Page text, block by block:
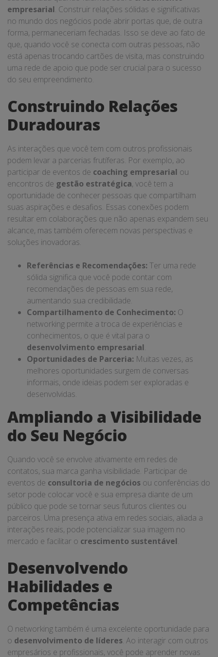
empresarial. Construir relações sólidas e significativas
no mundo dos negócios pode abrir portas que, de outra
forma, permaneceriam fechadas. Isso se deve ao fato de
que, quando você se conecta com outras pessoas, não
está apenas trocando cartões de visita, mas construindo
uma rede de apoio que pode ser crucial para o sucesso
do seu empreendimento.
Construindo Relações
Duradouras
As interações que você tem com outros profissionais
podem levar a parcerias frutíferas. Por exemplo, ao
participar de eventos de coaching empresarial ou
encontros de gestão estratégica, você tem a
oportunidade de conhecer pessoas que compartilham
suas aspirações e desafios. Essas conexões podem
resultar em colaborações que não apenas expandem seu
alcance, mas também oferecem novas perspectivas e
soluções inovadoras.
Referências e Recomendações: Ter uma rede
sólida significa que você pode contar com
recomendações de pessoas em sua rede,
aumentando sua credibilidade.
Compartilhamento de Conhecimento: O
networking permite a troca de experiências e
conhecimentos, o que é vital para o
desenvolvimento empresarial.
Oportunidades de Parceria: Muitas vezes, as
melhores oportunidades surgem de conversas
informais, onde ideias podem ser exploradas e
desenvolvidas.
Ampliando a Visibilidade
do Seu Negócio
Quando você se envolve ativamente em redes de
contatos, sua marca ganha visibilidade. Participar de
eventos de consultoria de negócios ou conferências do
setor pode colocar você e sua empresa diante de um
público que pode se tornar seus futuros clientes ou
parceiros. Uma presença ativa em redes sociais, aliada a
interações reais, pode potencializar sua imagem no
mercado e facilitar o crescimento sustentável.
Desenvolvendo
Habilidades e
Competências
O networking também é uma excelente oportunidade para
o desenvolvimento de líderes. Ao interagir com outros
empresários e profissionais, você pode aprender novas